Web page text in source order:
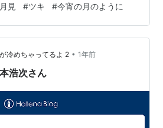
麗に見える時間帯で、「さあ！」
と一緒に玄関から外に出ました🚪
まんまるお月様が私の真上に！ ま
舞台の主人公のようでした✨（言
ロマンチストなもので戯言つぶや
月見 #ツキ #今宵の月のように
冷めちゃってるよ 2 • 1年前
浩次さん